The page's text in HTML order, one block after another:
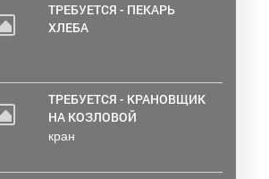
ТРЕБУЕТСЯ - ПЕКАРЬ
ХЛЕБА
ТРЕБУЕТСЯ - КРАНОВЩИК
НА КОЗЛОВОЙ
кран